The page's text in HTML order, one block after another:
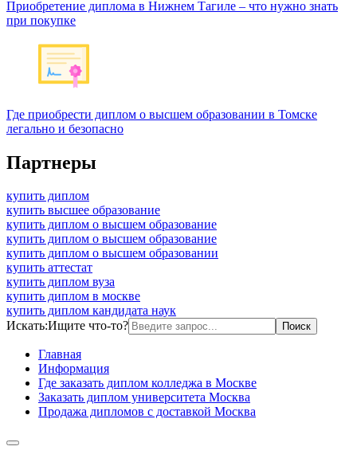
Приобретение диплома в Нижнем Тагиле – что нужно знать
при покупке
Где приобрести диплом о высшем образовании в Томске
легально и безопасно
Партнеры
купить диплом
купить высшее образование
купить диплом о высшем образование
купить диплом о высшем образование
купить диплом о высшем образовании
купить аттестат
купить диплом вуза
купить диплом в москве
купить диплом кандидата наук
Искать:Ищите что-то?
Главная
Информация
Где заказать диплом колледжа в Москве
Заказать диплом университета Москва
Продажа дипломов с доставкой Москва